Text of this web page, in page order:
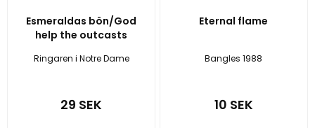
Esmeraldas bön/God
help the outcasts
Ringaren i Notre Dame
29 SEK
Eternal flame
Bangles 1988
10 SEK